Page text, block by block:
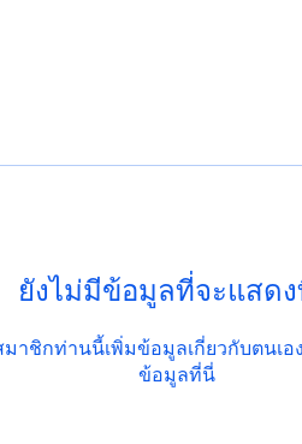
ยังไม่มีข้อมูลที่จะแสด
มาชิกท่านนี้เพิ่มข้อมูลเกี่ยวกับตนเอ
ข้อมูลที่นี่